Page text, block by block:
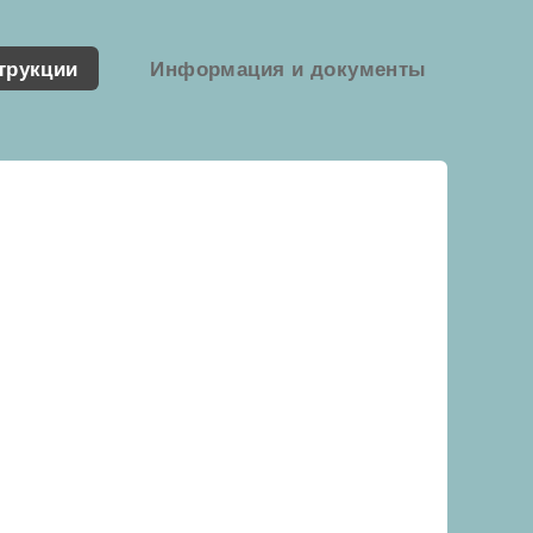
Информация и документы